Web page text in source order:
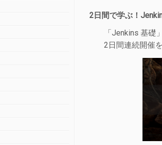
2日間で学ぶ！
「Jenkins 基礎
2日間連続開催